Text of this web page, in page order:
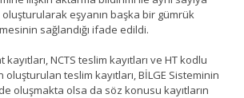
eşyanın başka bir gümrük
sağlandığı ifade edildi.
NCTS teslim kayıtları ve HT kodlu
teslim kayıtları, BİLGE Sisteminin
oluşmakta olsa da söz konusu kayıtların